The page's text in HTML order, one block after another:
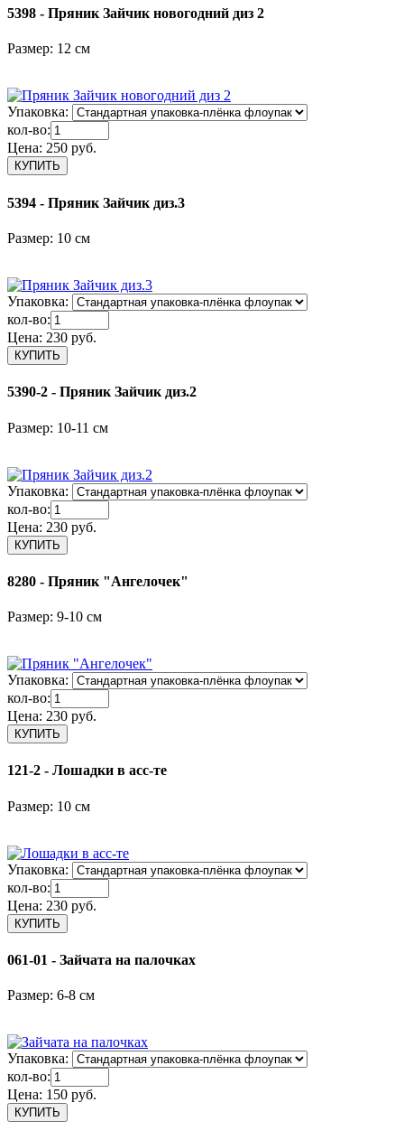
5398 - Пряник Зайчик новогодний диз 2
Размер: 12 см
Упаковка:
кол-во:
Цена: 250 руб.
5394 - Пряник Зайчик диз.3
Размер: 10 см
Упаковка:
кол-во:
Цена: 230 руб.
5390-2 - Пряник Зайчик диз.2
Размер: 10-11 см
Упаковка:
кол-во:
Цена: 230 руб.
8280 - Пряник "Ангелочек"
Размер: 9-10 см
Упаковка:
кол-во:
Цена: 230 руб.
121-2 - Лошадки в асс-те
Размер: 10 см
Упаковка:
кол-во:
Цена: 230 руб.
061-01 - Зайчата на палочках
Размер: 6-8 см
Упаковка:
кол-во:
Цена: 150 руб.